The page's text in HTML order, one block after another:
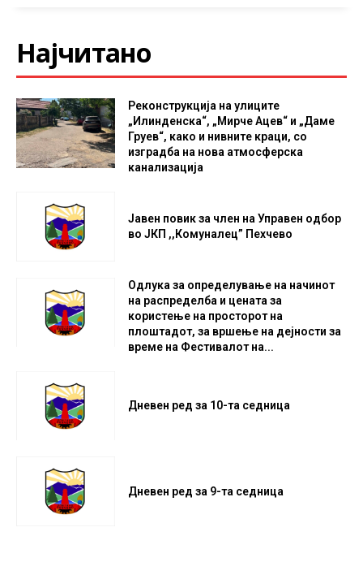
Најчитано
Реконструкција на улиците
„Илинденска“, „Мирче Ацев“ и „Даме
Груев“, како и нивните краци, со
изградба на нова атмосферска
канализација
Јавен повик за член на Управен одбор
во ЈКП ,,Комуналец” Пехчево
Одлука за определување на начинот
на распределба и цената за
користење на просторот на
плоштадот, за вршење на дејности за
време на Фестивалот на...
Дневен ред за 10-та седница
Дневен ред за 9-та седница